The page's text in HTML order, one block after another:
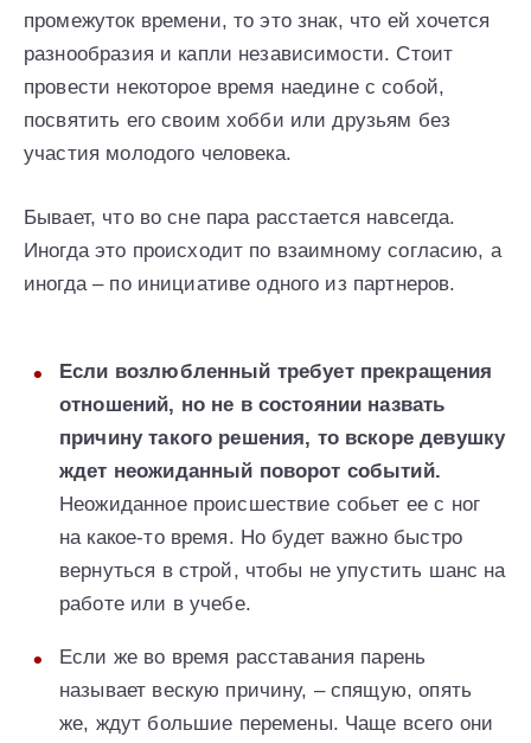
промежуток времени, то это знак, что ей хочется
разнообразия и капли независимости. Стоит
провести некоторое время наедине с собой,
посвятить его своим хобби или друзьям без
участия молодого человека.
Бывает, что во сне пара расстается навсегда.
Иногда это происходит по взаимному согласию, а
иногда – по инициативе одного из партнеров.
Если возлюбленный требует прекращения
отношений, но не в состоянии назвать
причину такого решения, то вскоре девушку
ждет неожиданный поворот событий.
Неожиданное происшествие собьет ее с ног
на какое-то время. Но будет важно быстро
вернуться в строй, чтобы не упустить шанс на
работе или в учебе.
Если же во время расставания парень
называет вескую причину, – спящую, опять
же, ждут большие перемены. Чаще всего они